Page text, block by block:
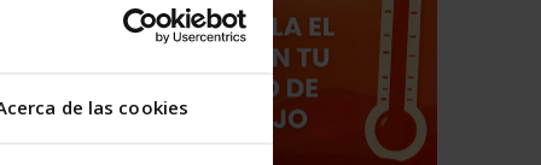
de las cookies